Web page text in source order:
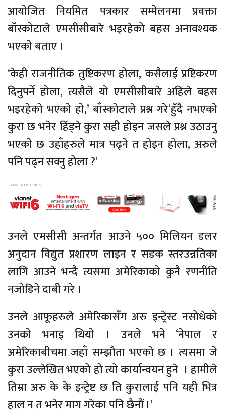
आयोजित नियमित पत्रकार सम्मेलनमा प्रवक्ता
बाँस्कोटाले एमसीसीबारे भइरहेको बहस अनावश्यक
भएको बताए ।
‘केही राजनीतिक तुष्टिकरण होला, कसैलाई प्रष्टिकरण
दिनुपर्ने होला, त्यसैले यो एमसीसीबारे अहिले बहस
भइरहेको भएको हो,’ बाँस्कोटाले प्रश्न गरे‘हुँदै नभएको
कुरा छ भनेर हिँड्ने कुरा सही होइन जसले प्रश्न उठाउनु
भएको छ उहाँहरुले मात्र पढ्ने त होइन होला, अरुले
पनि पढ्न सक्नु होला ?’
उनले एमसीसी अन्तर्गत आउने ५०० मिलियन डलर
अनुदान विद्युत प्रशारण लाइन र सडक स्तरउन्नतिका
लागि आउने भन्दै त्यसमा अमेरिकाको कुनै रणनीति
नजोडिने दाबी गरे ।
उनले आफूहरुले अमेरिकासँग अरु इन्ट्रेस्ट नसोधेको
उनको भनाइ थियो । उनले भने ‘नेपाल र
अमेरिकाबीचमा जहाँ सम्झौता भएको छ । त्यसमा जे
कुरा उल्लेखित भएको हो त्यो कार्यान्वयन हुने । हामीले
तिम्रा अरु के के इन्ट्रेष्ट छ ति कुरालाई पनि यही भित्र
हाल न त भनेर माग गरेका पनि छैनौं ।’